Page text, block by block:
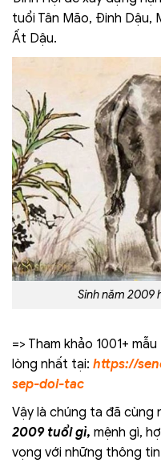
tuổi Tân Mão, Đinh Dậu,
Ất Dậu.
Sinh năm 2009
=> Tham khảo 1001+ mẫu
lòng nhất tại: https://
sep-doi-tac
Vậy là chúng ta đã cùng
2009 tuổi gì, mệnh gì,
vọng với những thông